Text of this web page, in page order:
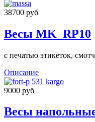
38700 руб
Весы MK_RP10
с печатью этикеток,
Описание
9000 руб
Весы